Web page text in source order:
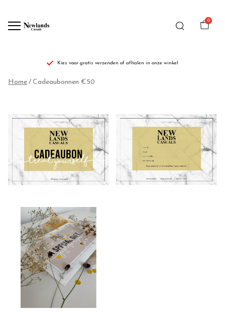
0
Kies voor gratis verzenden of afhalen in onze winkel
Cadeaubonnen
Newlands
Casuals
Home Cadeaubonnen €50